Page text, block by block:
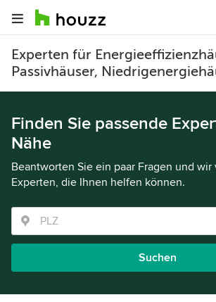
Experten für
Passivhäuser,
Finden Sie passende
Nähe
Beantworten Sie ein paar Fragen und
Experten, die Ihnen helfen können.
Suchen